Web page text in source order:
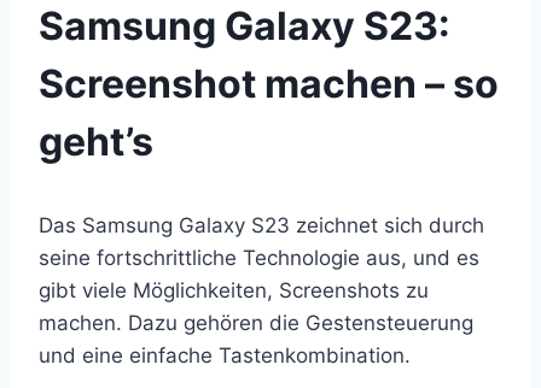
Samsung Galaxy S23:
Screenshot machen – so
geht’s
Das Samsung Galaxy S23 zeichnet sich durch
seine fortschrittliche Technologie aus, und es
gibt viele Möglichkeiten, Screenshots zu
machen. Dazu gehören die Gestensteuerung
und eine einfache Tastenkombination.